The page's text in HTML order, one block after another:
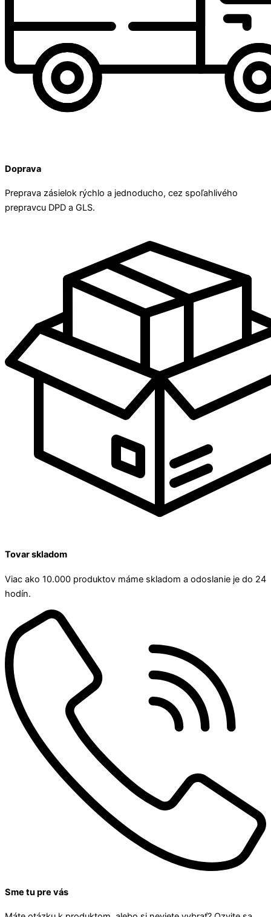
Doprava
Preprava zásielok rýchlo a jednoducho, cez spoľahlivého
prepravcu DPD a GLS.
Tovar skladom
Viac ako 10.000 produktov máme skladom a odoslanie je do 24
hodín.
Sme tu pre vás